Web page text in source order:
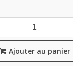
Ajouter au panier